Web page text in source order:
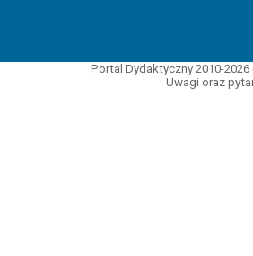
Portal Dydaktyczny 2010-
Uwagi oraz